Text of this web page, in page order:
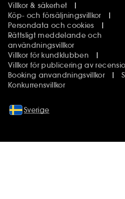
Villkor & säkerhet
Köp- och försäljningsvillkor
Persondata och cookies
Rättsligt meddelande och
användningsvillkor
Villkor för kundklubben
Villkor för publicering av
Booking anvandningsvillkor
Konkurrensvillkor
Sverige